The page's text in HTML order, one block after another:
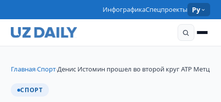
ИнфографикаСпецпроекты Ру
Главная›Спорт›Денис Истомин прошел во второй круг ATP Метц
СПОРТ